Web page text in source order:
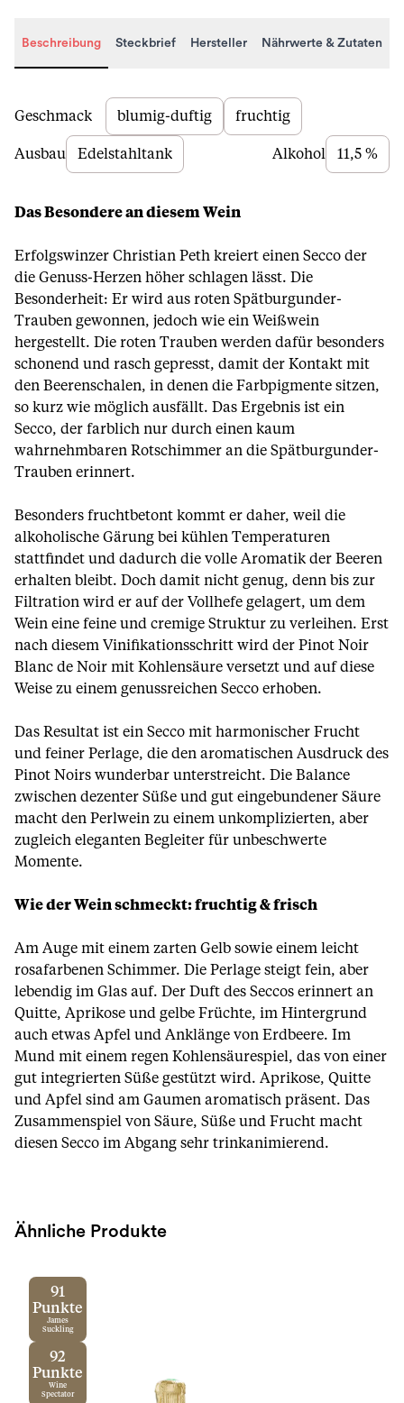
Beschreibung Steckbrief Hersteller Nährwerte & Zutaten
Beschreibung
Geschmack blumig-duftig fruchtig
Ausbau Edelstahltank Alkohol 11,5 %
Das Besondere an diesem Wein
Erfolgswinzer Christian Peth kreiert einen Secco der
die Genuss-Herzen höher schlagen lässt. Die
Besonderheit: Er wird aus roten Spätburgunder-
Trauben gewonnen, jedoch wie ein Weißwein
hergestellt. Die roten Trauben werden dafür besonders
schonend und rasch gepresst, damit der Kontakt mit
den Beerenschalen, in denen die Farbpigmente sitzen,
so kurz wie möglich ausfällt. Das Ergebnis ist ein
Secco, der farblich nur durch einen kaum
wahrnehmbaren Rotschimmer an die Spätburgunder-
Trauben erinnert.
Besonders fruchtbetont kommt er daher, weil die
alkoholische Gärung bei kühlen Temperaturen
stattfindet und dadurch die volle Aromatik der Beeren
erhalten bleibt. Doch damit nicht genug, denn bis zur
Filtration wird er auf der Vollhefe gelagert, um dem
Wein eine feine und cremige Struktur zu verleihen. Erst
nach diesem Vinifikationsschritt wird der Pinot Noir
Blanc de Noir mit Kohlensäure versetzt und auf diese
Weise zu einem genussreichen Secco erhoben.
Das Resultat ist ein Secco mit harmonischer Frucht
und feiner Perlage, die den aromatischen Ausdruck des
Pinot Noirs wunderbar unterstreicht. Die Balance
zwischen dezenter Süße und gut eingebundener Säure
macht den Perlwein zu einem unkomplizierten, aber
zugleich eleganten Begleiter für unbeschwerte
Momente.
Wie der Wein schmeckt: fruchtig & frisch
Am Auge mit einem zarten Gelb sowie einem leicht
rosafarbenen Schimmer. Die Perlage steigt fein, aber
lebendig im Glas auf. Der Duft des Seccos erinnert an
Quitte, Aprikose und gelbe Früchte, im Hintergrund
auch etwas Apfel und Anklänge von Erdbeere. Im
Mund mit einem regen Kohlensäurespiel, das von einer
gut integrierten Süße gestützt wird. Aprikose, Quitte
und Apfel sind am Gaumen aromatisch präsent. Das
Zusammenspiel von Säure, Süße und Frucht macht
diesen Secco im Abgang sehr trinkanimierend.
Ähnliche Produkte
91
Punkte
James
Suckling
92
Punkte
Wine
Spectator